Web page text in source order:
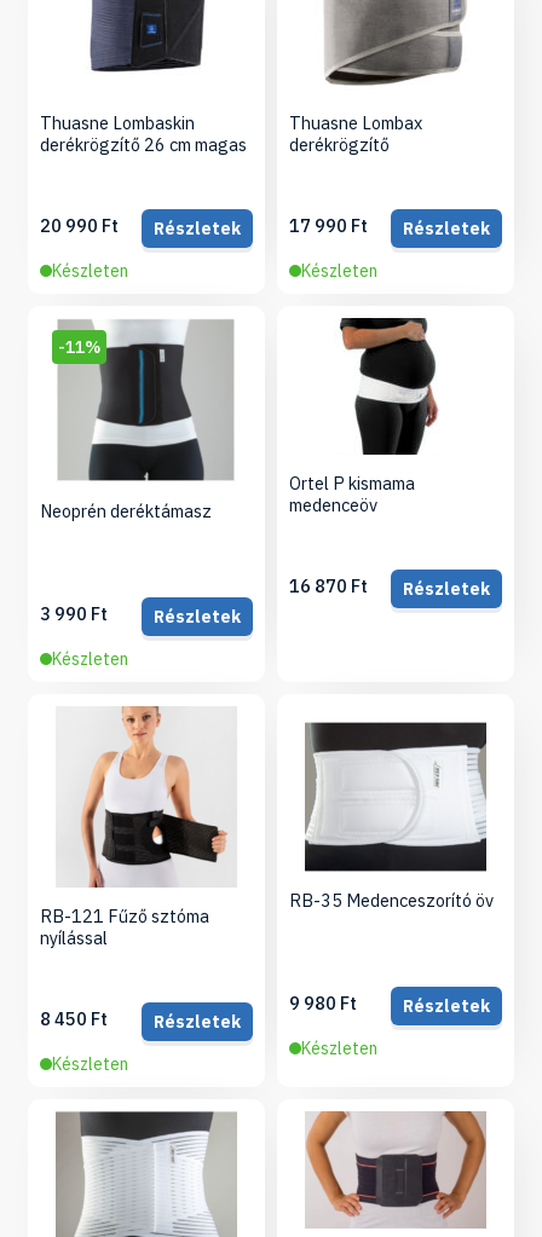
Thuasne Lombaskin
derékrögzítő 26 cm magas
20 990 Ft
Részletek
Készleten
Thuasne Lombax
derékrögzítő
17 990 Ft
Részletek
Készleten
-11%
Neoprén deréktámasz
3 990 Ft
Részletek
Készleten
Ortel P kismama
medenceöv
16 870 Ft Részletek
RB-121 Fűző sztóma
nyílással
8 450 Ft
Részletek
Készleten
RB-35 Medenceszorító öv
9 980 Ft
Részletek
Készleten